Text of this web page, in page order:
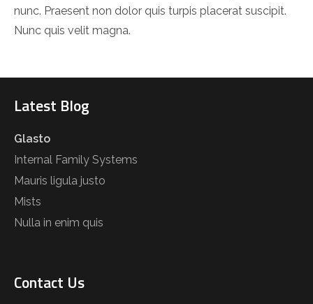
nunc. Praesent non dolor quis turpis placerat suscipit.
Nunc quis velit magna.
Latest Blog
Glasto
Internal Family Systems
Mauris ligula justo
Mists
Nulla in enim quis
Contact Us